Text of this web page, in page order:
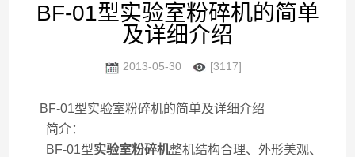
BF-01型实验室粉碎机的简单
及详细介绍
2013-05-30 [3117]
BF-01型实验室粉碎机的简单及详细介绍
简介：
BF-01型实验室粉碎机整机结构合理、外形美观、